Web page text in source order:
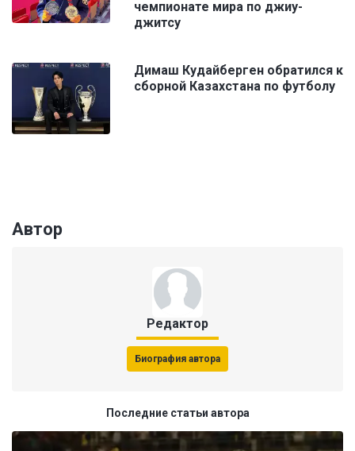
чемпионате мира по джиу-
джитсу
Димаш Кудайберген обратился к
сборной Казахстана по футболу
Автор
Редактор
Биография автора
Последние статьи автора